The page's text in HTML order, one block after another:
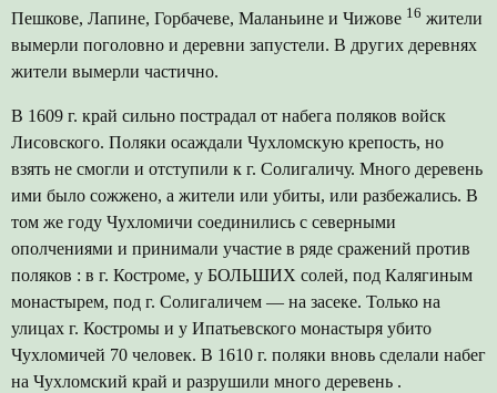
Пешкове, Лапине, Горбачеве, Маланьине и Чижове 16 жители
вымерли поголовно и деревни запустели. В других деревнях
жители вымерли частично.
В 1609 г. край сильно пострадал от набега поляков войск
Лисовского. Поляки осаждали Чухломскую крепость, но
взять не смогли и отступили к г. Солигаличу. Много деревень
ими было сожжено, а жители или убиты, или разбежались. В
том же году Чухломичи соединились с северными
ополчениями и принимали участие в ряде сражений против
поляков : в г. Костроме, у БОЛЬШИХ солей, под Калягиным
монастырем, под г. Солигаличем — на засеке. Только на
улицах г. Костромы и у Ипатьевского монастыря убито
Чухломичей 70 человек. В 1610 г. поляки вновь сделали набег
на Чухломский край и разрушили много деревень .